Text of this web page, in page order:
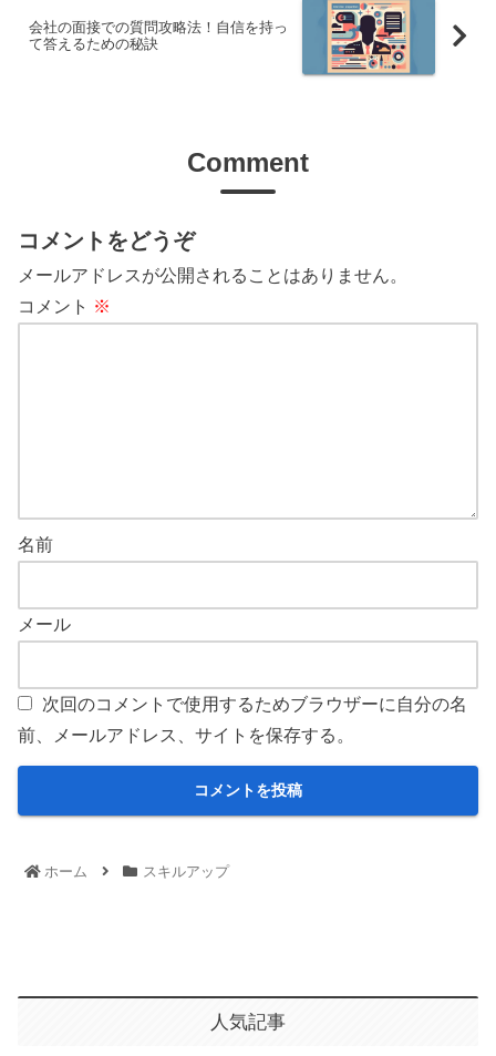
会社の面接での質問攻略法！自信を持っ
て答えるための秘訣
Comment
コメントをどうぞ
メールアドレスが公開されることはありません。
コメント ※
名前
メール
次回のコメントで使用するためブラウザーに自分の名
前、メールアドレス、サイトを保存する。
ホーム スキルアップ
人気記事